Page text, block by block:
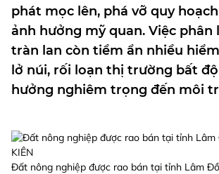
phát mọc lên, phá vỡ quy
ảnh hưởng mỹ quan. Việc phân
tràn lan còn tiềm ẩn nhiều
lở núi, rối loạn thị trường bất
hưởng nghiêm trọng đến môi
Đất nông nghiệp được rao bán tại tỉnh Lâm